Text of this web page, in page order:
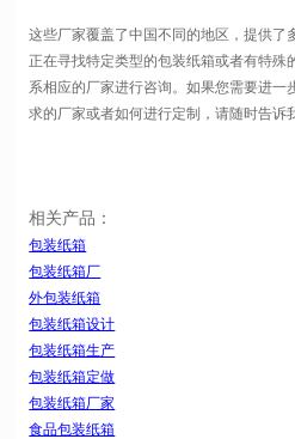
这些厂家覆盖了中国不同的地区，提供了
正在寻找特定类型的包装纸箱或者有特殊
系相应的厂家进行咨询。如果您需要进一
求的厂家或者如何进行定制，请随时告诉
相关产品：
包装纸箱
包装纸箱厂
外包装纸箱
包装纸箱设计
包装纸箱生产
包装纸箱定做
包装纸箱厂家
食品包装纸箱